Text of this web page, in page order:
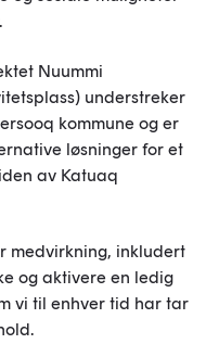
Nuummi
understreker
kommune og er
løsninger for et
av Katuaq
medvirkning, inkludert
og aktivere en ledig
vi til enhver tid har tar